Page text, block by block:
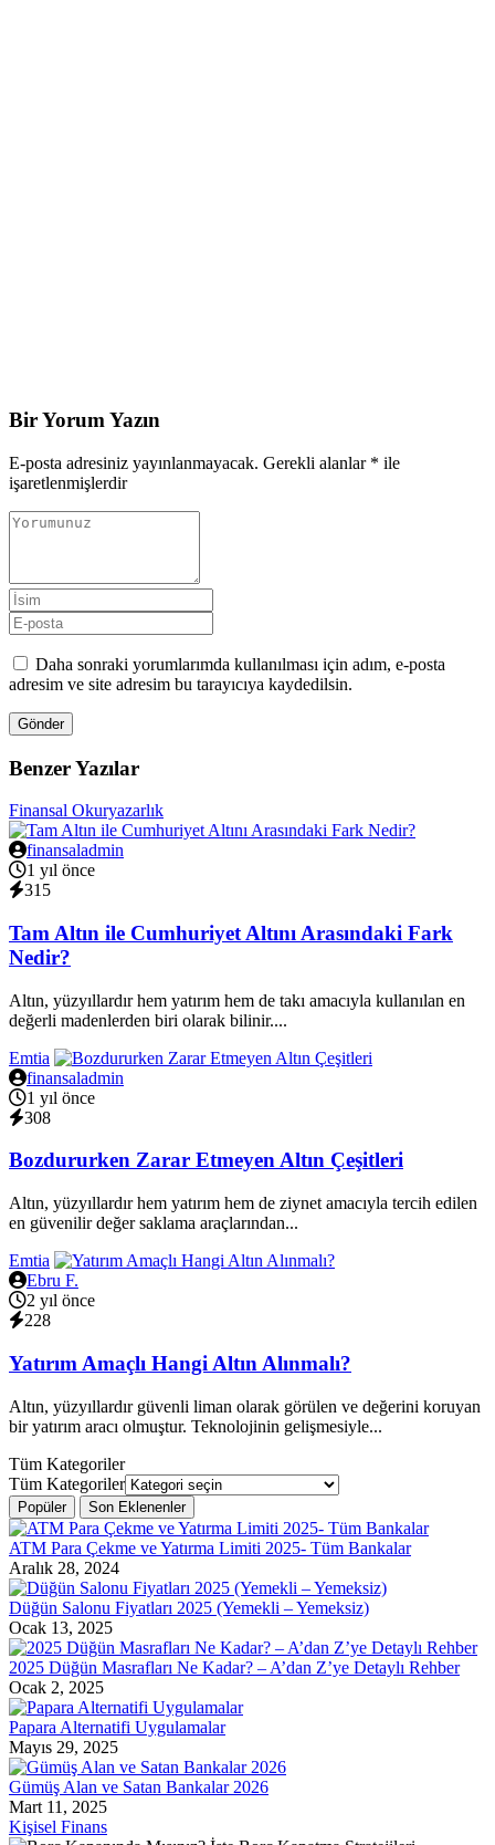
Bir Yorum Yazın
E-posta adresiniz yayınlanmayacak. Gerekli alanlar * ile
işaretlenmişlerdir
Daha sonraki yorumlarımda kullanılması için adım, e-posta
adresim ve site adresim bu tarayıcıya kaydedilsin.
Gönder
Benzer Yazılar
Finansal Okuryazarlık
finansaladmin
1 yıl önce
315
Tam Altın ile Cumhuriyet Altını Arasındaki Fark
Nedir?
Altın, yüzyıllardır hem yatırım hem de takı amacıyla kullanılan en
değerli madenlerden biri olarak bilinir....
Emtia
finansaladmin
1 yıl önce
308
Bozdururken Zarar Etmeyen Altın Çeşitleri
Altın, yüzyıllardır hem yatırım hem de ziynet amacıyla tercih edilen
en güvenilir değer saklama araçlarından...
Emtia
Ebru F.
2 yıl önce
228
Yatırım Amaçlı Hangi Altın Alınmalı?
Altın, yüzyıllardır güvenli liman olarak görülen ve değerini koruyan
bir yatırım aracı olmuştur. Teknolojinin gelişmesiyle...
Tüm Kategoriler
Tüm Kategoriler
Popüler Son Eklenenler
ATM Para Çekme ve Yatırma Limiti 2025- Tüm Bankalar
Aralık 28, 2024
Düğün Salonu Fiyatları 2025 (Yemekli – Yemeksiz)
Ocak 13, 2025
2025 Düğün Masrafları Ne Kadar? – A’dan Z’ye Detaylı Rehber
Ocak 2, 2025
Papara Alternatifi Uygulamalar
Mayıs 29, 2025
Gümüş Alan ve Satan Bankalar 2026
Mart 11, 2025
Kişisel Finans